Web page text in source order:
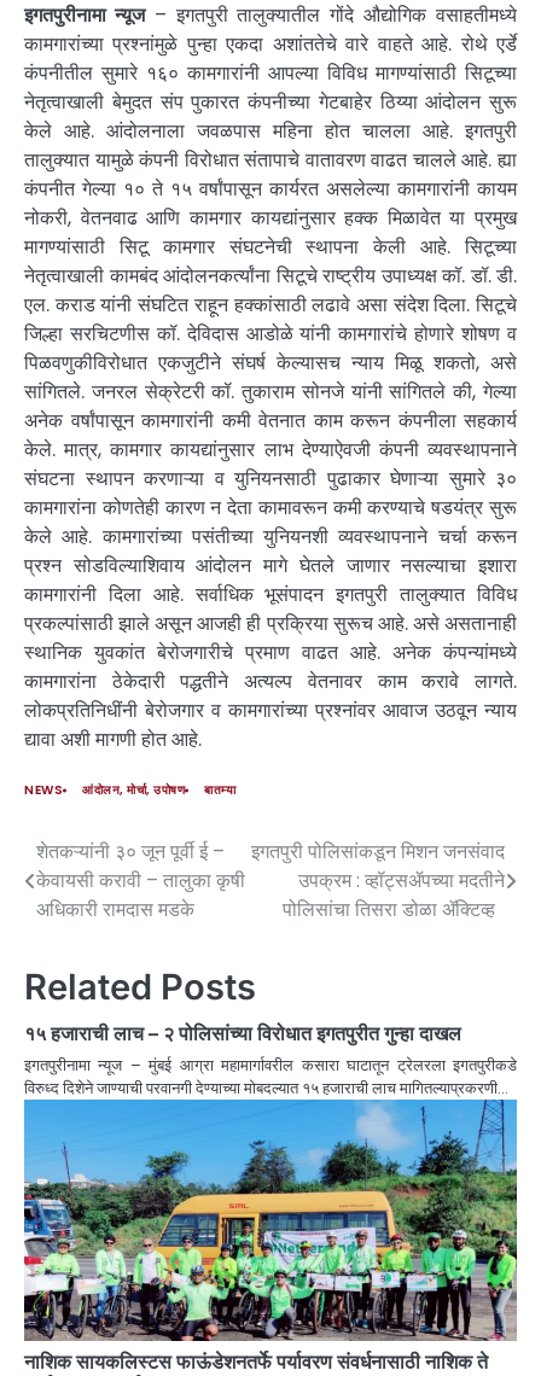
इगतपुरीनामा न्यूज– इगतपुरी तालुक्यातील गोंदे औद्योगिक वसाहतीमध्ये
कामगारांच्या प्रश्नांमुळे पुन्हा एकदा अशांततेचे वारे वाहते आहे. रोथे एर्डे
कंपनीतील सुमारे १६० कामगारांनी आपल्या विविध मागण्यांसाठी सिटूच्या
नेतृत्वाखाली बेमुदत संप पुकारत कंपनीच्या गेटबाहेर ठिय्या आंदोलन सुरू
केले आहे. आंदोलनाला जवळपास महिना होत चालला आहे. इगतपुरी
तालुक्यात यामुळे कंपनी विरोधात संतापाचे वातावरण वाढत चालले आहे. ह्या
कंपनीत गेल्या १० ते १५ वर्षांपासून कार्यरत असलेल्या कामगारांनी कायम
नोकरी, वेतनवाढ आणि कामगार कायद्यांनुसार हक्क मिळावेत या प्रमुख
मागण्यांसाठी सिटू कामगार संघटनेची स्थापना केली आहे. सिटूच्या
नेतृत्वाखाली कामबंद आंदोलनकर्त्यांना सिटूचे राष्ट्रीय उपाध्यक्ष कॉ. डॉ. डी.
एल. कराड यांनी संघटित राहून हक्कांसाठी लढावे असा संदेश दिला. सिटूचे
जिल्हा सरचिटणीस कॉ. देविदास आडोळे यांनी कामगारांचे होणारे शोषण व
पिळवणुकीविरोधात एकजुटीने संघर्ष केल्यासच न्याय मिळू शकतो, असे
सांगितले. जनरल सेक्रेटरी कॉ. तुकाराम सोनजे यांनी सांगितले की, गेल्या
अनेक वर्षांपासून कामगारांनी कमी वेतनात काम करून कंपनीला सहकार्य
केले. मात्र, कामगार कायद्यांनुसार लाभ देण्याऐवजी कंपनी व्यवस्थापनाने
संघटना स्थापन करणाऱ्या व युनियनसाठी पुढाकार घेणाऱ्या सुमारे ३०
कामगारांना कोणतेही कारण न देता कामावरून कमी करण्याचे षडयंत्र सुरू
केले आहे. कामगारांच्या पसंतीच्या युनियनशी व्यवस्थापनाने चर्चा करून
प्रश्न सोडविल्याशिवाय आंदोलन मागे घेतले जाणार नसल्याचा इशारा
कामगारांनी दिला आहे. सर्वाधिक भूसंपादन इगतपुरी तालुक्यात विविध
प्रकल्पांसाठी झाले असून आजही ही प्रक्रिया सुरूच आहे. असे असतानाही
स्थानिक युवकांत बेरोजगारीचे प्रमाण वाढत आहे. अनेक कंपन्यांमध्ये
कामगारांना ठेकेदारी पद्धतीने अत्यल्प वेतनावर काम करावे लागते.
लोकप्रतिनिधींनी बेरोजगार व कामगारांच्या प्रश्नांवर आवाज उठवून न्याय
द्यावा अशी मागणी होत आहे.
NEWS आंदोलन, मोर्चा, उपोषण बातम्या
शेतकऱ्यांनी ३० जून पूर्वी ई –
केवायसी करावी – तालुका कृषी
अधिकारी रामदास मडके
इगतपुरी पोलिसांकडून मिशन जनसंवाद
उपक्रम : व्हॉट्सॲपच्या मदतीने
पोलिसांचा तिसरा डोळा ॲक्टिव्ह
Related Posts
१५ हजाराची लाच – २ पोलिसांच्या विरोधात इगतपुरीत गुन्हा दाखल
इगतपुरीनामा न्यूज – मुंबई आग्रा महामार्गावरील कसारा घाटातून ट्रेलरला इगतपुरीकडे
विरुध्द दिशेने जाण्याची परवानगी देण्याच्या मोबदल्यात १५ हजाराची लाच मागितल्याप्रकरणी…
नाशिक सायकलिस्टस फाऊंडेशनतर्फे पर्यावरण संवर्धनासाठी नाशिक ते